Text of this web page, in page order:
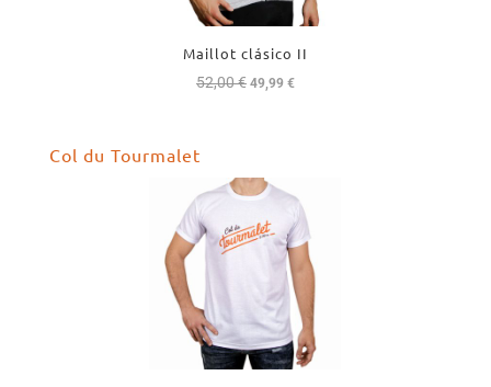
Maillot clásico II
52,00€ El
52,00 €.
49,99 €El
Col du Tourmalet